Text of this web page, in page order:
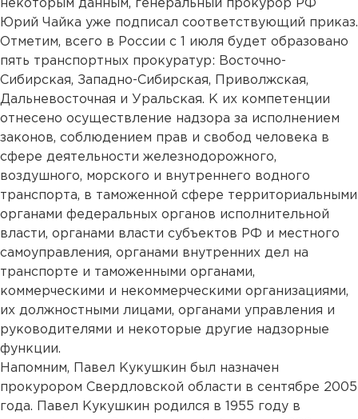
некоторым данным, генеральный прокурор РФ
Юрий Чайка уже подписал соответствующий приказ.
Отметим, всего в России с 1 июля будет образовано
пять транспортных прокуратур: Восточно-
Сибирская, Западно-Сибирская, Приволжская,
Дальневосточная и Уральская. К их компетенции
отнесено осуществление надзора за исполнением
законов, соблюдением прав и свобод человека в
сфере деятельности железнодорожного,
воздушного, морского и внутреннего водного
транспорта, в таможенной сфере территориальными
органами федеральных органов исполнительной
власти, органами власти субъектов РФ и местного
самоуправления, органами внутренних дел на
транспорте и таможенными органами,
коммерческими и некоммерческими организациями,
их должностными лицами, органами управления и
руководителями и некоторые другие надзорные
функции.
Напомним, Павел Кукушкин был назначен
прокурором Свердловской области в сентябре 2005
года. Павел Кукушкин родился в 1955 году в